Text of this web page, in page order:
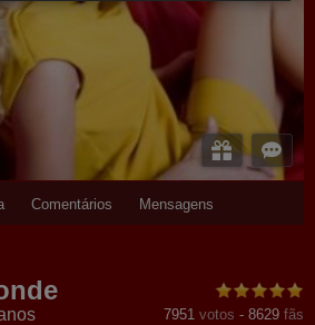
Comentários Mensagens
7951 votos - 8629 fãs